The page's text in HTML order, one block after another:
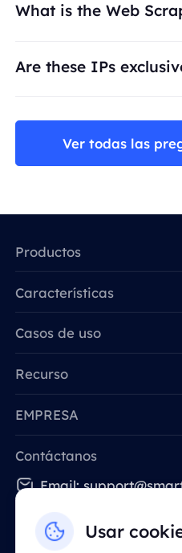
What is the Web
Are these IPs
Ver todas las
Usar
Productos
Características
Casos de uso
Recurso
EMPRESA
Contáctanos
Email: